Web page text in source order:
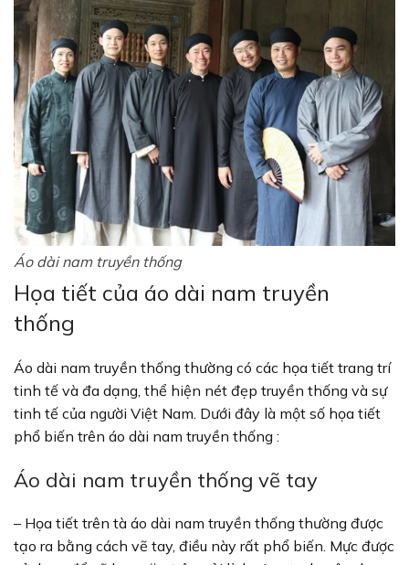
Áo dài nam truyền thống
Họa tiết của áo dài nam truyền
thống
Áo dài nam truyền thống thường có các họa tiết trang trí
tinh tế và đa dạng, thể hiện nét đẹp truyền thống và sự
tinh tế của người Việt Nam. Dưới đây là một số họa tiết
phổ biến trên áo dài nam truyền thống :
Áo dài nam truyền thống vẽ tay
– Họa tiết trên tà áo dài nam truyền thống thường được
tạo ra bằng cách vẽ tay, điều này rất phổ biến. Mực được